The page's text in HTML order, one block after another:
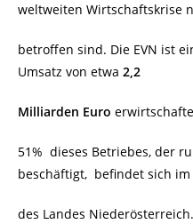
weltweiten Wirtschaftskrise
betroffen sind. Die EVN ist
Umsatz von etwa 2,2
Milliarden Euro
51% dieses Betriebes, der
beschäftigt, befindet sich im
des Landes